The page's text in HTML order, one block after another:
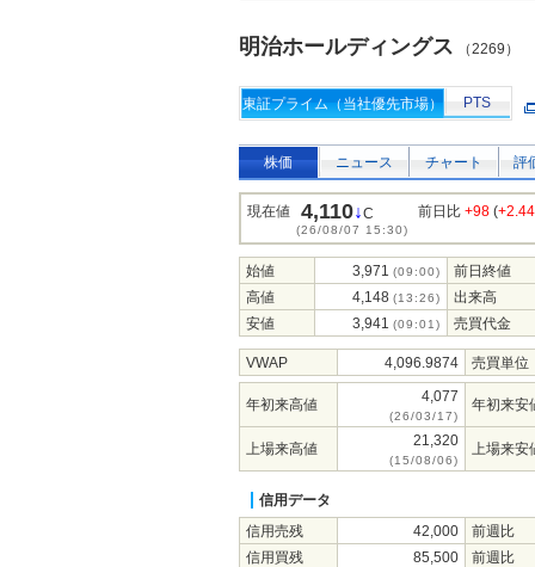
明治ホールディングス （2269）
東証プライム（当社優先市場） PTS
株価 ニュース チャート 評
現在値 4,110↓C
(26/08/07 15:30)
前日比 +98 (
始値 3,971 (09:00)
前日終値
高値
4,148 (13:26)
出来高
安値
3,941 (09:01) 売買代金
VWAP 4,096.9874 売買単位
年初来高値 4,077
(26/03/17)
年初来安
上場来高値 21,320
(15/08/06)
上場来安
信用データ
信用売残
42,000
前週比
信用買残
85,500
前週比